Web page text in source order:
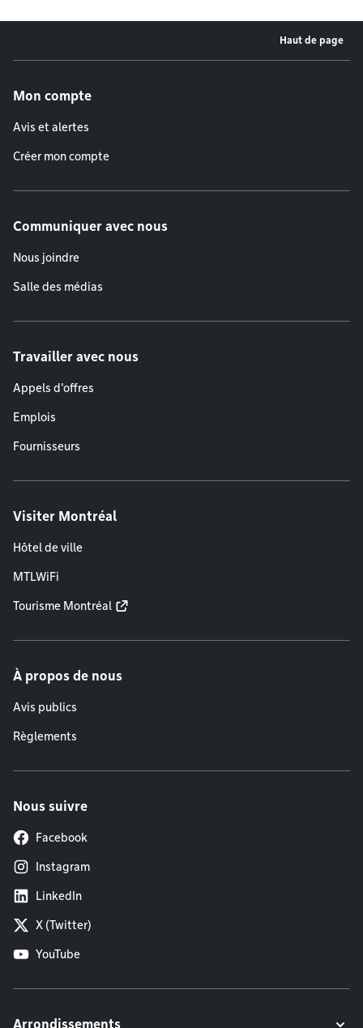
Haut de page
Mon compte
Avis et alertes
Créer mon compte
Communiquer avec nous
Nous joindre
Salle des médias
Travailler avec nous
Appels d'offres
Emplois
Fournisseurs
Visiter Montréal
Hôtel de ville
MTLWiFi
Tourisme Montréal
À propos de nous
Avis publics
Règlements
Nous suivre
Facebook
Instagram
LinkedIn
X (Twitter)
YouTube
Arrondissements